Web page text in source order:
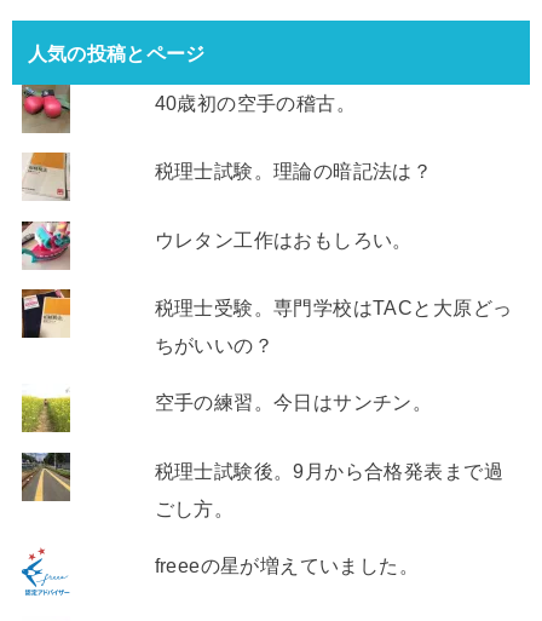
人気の投稿とページ
40歳初の空手の稽古。
税理士試験。理論の暗記法は？
ウレタン工作はおもしろい。
税理士受験。専門学校はTACと大原どっ
ちがいいの？
空手の練習。今日はサンチン。
税理士試験後。9月から合格発表まで過
ごし方。
freeeの星が増えていました。